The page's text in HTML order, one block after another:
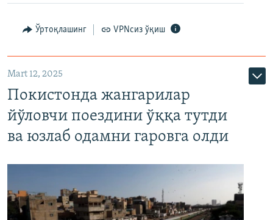
Ўртоқлашинг VPNсиз ўқиш
Mart 12, 2025
Покистонда жангарилар
йўловчи поездини ўққа тутди
ва юзлаб одамни гаровга олди